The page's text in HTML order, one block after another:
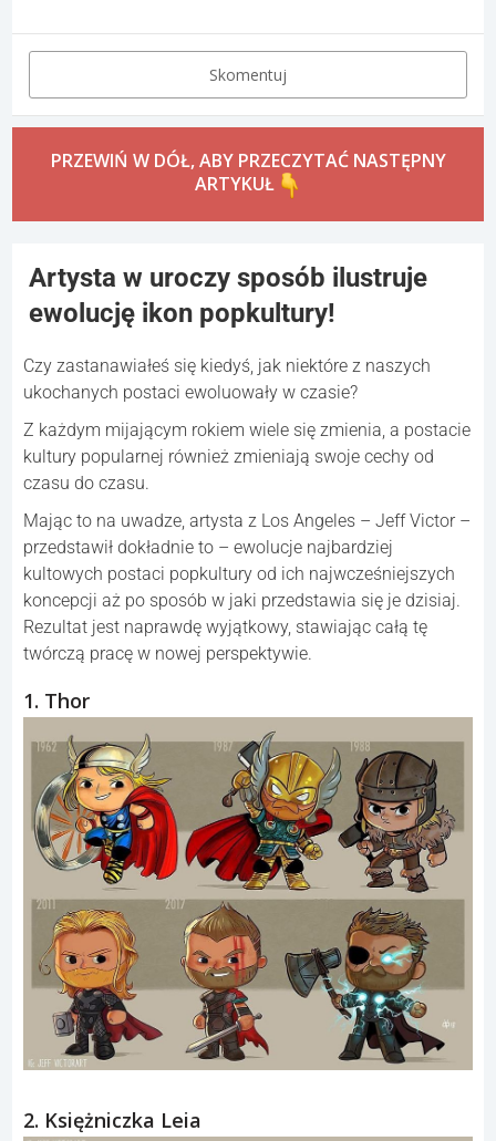
Skomentuj
PRZEWIŃ W DÓŁ, ABY PRZECZYTAĆ NASTĘPNY
ARTYKUŁ
Artysta w uroczy sposób ilustruje
ewolucję ikon popkultury!
Czy zastanawiałeś się kiedyś, jak niektóre z naszych
ukochanych postaci ewoluowały w czasie?
Z każdym mijającym rokiem wiele się zmienia, a postacie
kultury popularnej również zmieniają swoje cechy od
czasu do czasu.
Mając to na uwadze, artysta z Los Angeles – Jeff Victor –
przedstawił dokładnie to – ewolucje najbardziej
kultowych postaci popkultury od ich najwcześniejszych
koncepcji aż po sposób w jaki przedstawia się je dzisiaj.
Rezultat jest naprawdę wyjątkowy, stawiając całą tę
twórczą pracę w nowej perspektywie.
1. Thor
2. Księżniczka Leia